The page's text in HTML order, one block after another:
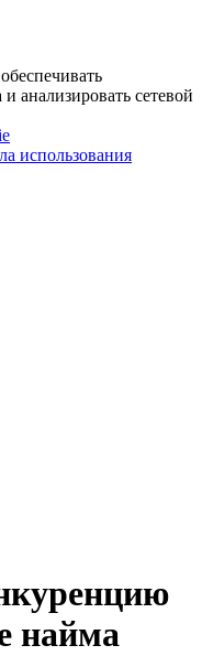
анализировать сетевой
использования
найма